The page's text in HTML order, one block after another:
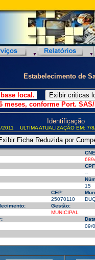
Estabelecimento de
local.
meses, conforme Port. SAS/
Identificação
2011 ULTIMA ATUALIZAÇÃO EM:
--
15
CEP:
25070110
Gestão:
MUNICIPAL
09/